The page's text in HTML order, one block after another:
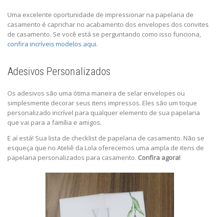
Uma excelente oportunidade de impressionar na papelaria de
casamento é caprichar no acabamento dos envelopes dos convites
de casamento. Se você está se perguntando como isso funciona,
confira incríveis modelos aqui.
Adesivos Personalizados
Os adesivos são uma ótima maneira de selar envelopes ou
simplesmente decorar seus itens impressos. Eles são um toque
personalizado incrível para qualquer elemento de sua papelaria
que vai para a família e amigos.
E aí está! Sua lista de checklist de papelaria de casamento. Não se
esqueça que no Ateliê da Lola oferecemos uma ampla de itens de
papelaria personalizados para casamento. Confira agora!